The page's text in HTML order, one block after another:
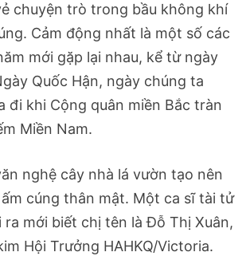
chuyện trò trong bầu không khí
Cảm động nhất là một số các
mới gặp lại nhau, kể từ ngày
Quốc Hận, ngày chúng ta
đi khi Cộng quân miền Bắc tràn
Miền Nam.
nghệ cây nhà lá vườn tạo nên
cúng thân mật. Một ca sĩ tài tử
ra mới biết chị tên là Đỗ Thị Xuân,
Hội Trưởng HAHKQ/Victoria.